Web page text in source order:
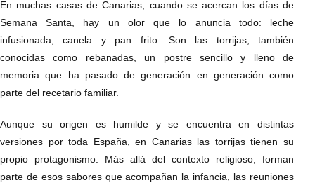
En muchas casas de Canarias, cuando se acercan los días de
Semana Santa, hay un olor que lo anuncia todo: leche
infusionada, canela y pan frito. Son las torrijas, también
conocidas como rebanadas, un postre sencillo y lleno de
memoria que ha pasado de generación en generación como
parte del recetario familiar.
Aunque su origen es humilde y se encuentra en distintas
versiones por toda España, en Canarias las torrijas tienen su
propio protagonismo. Más allá del contexto religioso, forman
parte de esos sabores que acompañan la infancia, las reuniones